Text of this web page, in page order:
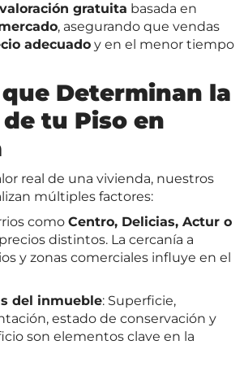
valoración gratuita basada en
, asegurando que vendas
adecuado y en el menor tiempo
Determinan la
tu Piso en
real de una vivienda, nuestros
múltiples factores:
comoCentro, Delicias, Actur o
distintos. La cercanía a
y zonas comerciales influye en el
del inmueble: Superficie,
estado de conservación y
son elementos clave en la